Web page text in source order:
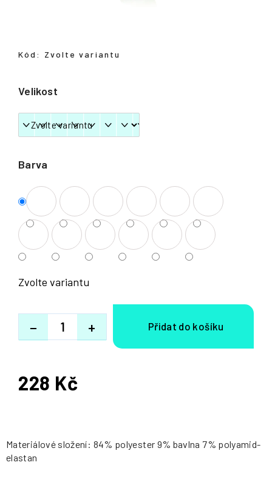
Barva
Velikost
Zvolte variantu
+
−
Kód: Zvolte variantu
228 Kč
Měrná
Materiálové složení: 84% polyester 9% bavlna 7% polyamid-
elastan